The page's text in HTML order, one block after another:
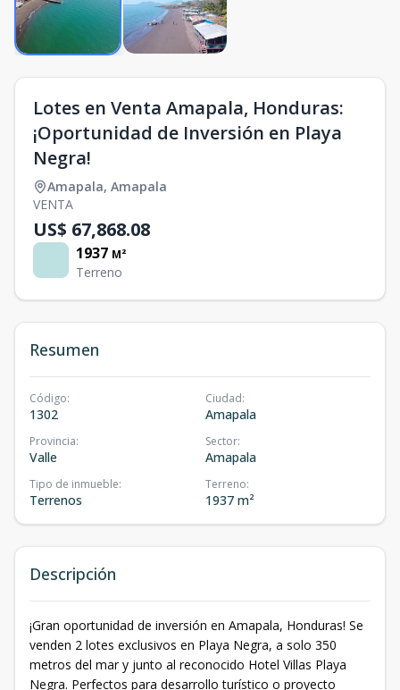
Lotes en Venta Amapala, Honduras:
¡Oportunidad de Inversión en Playa
Negra!
Amapala, Amapala
VENTA
US$ 67,868.08
1937 M²
Terreno
Resumen
Código:
1302
Ciudad:
Amapala
Provincia:
Valle
Sector:
Amapala
Tipo de inmueble:
Terrenos
Terreno:
1937 m²
Descripción
¡Gran oportunidad de inversión en Amapala, Honduras! Se
venden 2 lotes exclusivos en Playa Negra, a solo 350
metros del mar y junto al reconocido Hotel Villas Playa
Negra. Perfectos para desarrollo turístico o proyecto